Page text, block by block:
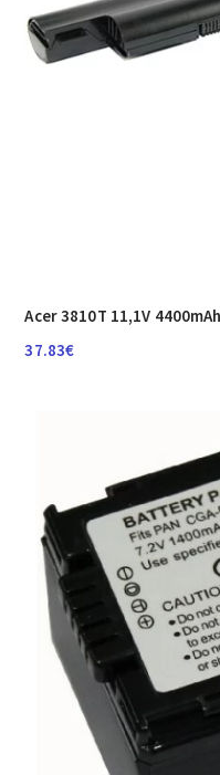
Acer 3810T 11,1V
37.83€